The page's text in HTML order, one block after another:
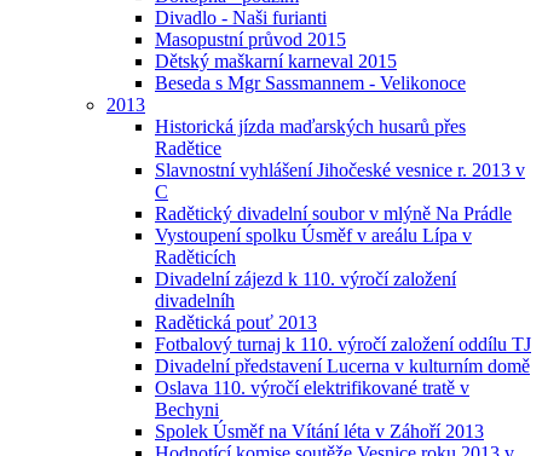
Divadlo - Naši furianti
Masopustní průvod 2015
Dětský maškarní karneval 2015
Beseda s Mgr Sassmannem - Velikonoce
2013
Historická jízda maďarských husarů přes
Radětice
Slavnostní vyhlášení Jihočeské vesnice r. 2013 v
C
Radětický divadelní soubor v mlýně Na Prádle
Vystoupení spolku Úsměf v areálu Lípa v
Raděticích
Divadelní zájezd k 110. výročí založení
divadelníh
Radětická pouť 2013
Fotbalový turnaj k 110. výročí založení oddílu TJ
Divadelní představení Lucerna v kulturním domě
Oslava 110. výročí elektrifikované tratě v
Bechyni
Spolek Úsměf na Vítání léta v Záhoří 2013